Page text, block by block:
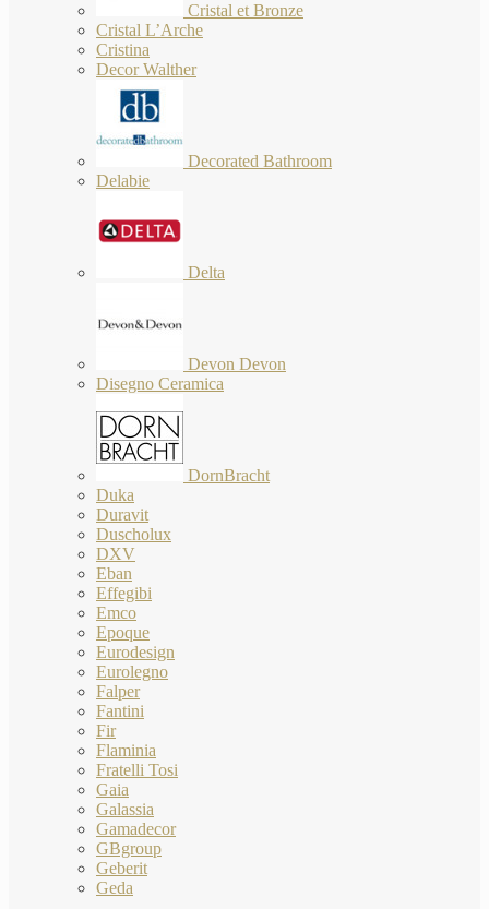
Cristal et Bronze
Cristal L’Arche
Cristina
Decor Walther
Decorated Bathroom
Delabie
Delta
Devon Devon
Disegno Ceramica
DornBracht
Duka
Duravit
Duscholux
DXV
Eban
Effegibi
Emco
Epoque
Eurodesign
Eurolegno
Falper
Fantini
Fir
Flaminia
Fratelli Tosi
Gaia
Galassia
Gamadecor
GBgroup
Geberit
Geda